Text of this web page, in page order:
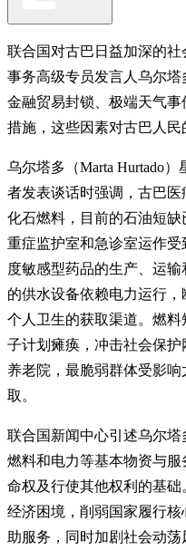
联合国对古巴日益加深的
事务高级专员发言人乌尔
金融贸易封锁、极端天气
措施，这些因素对古巴人民
乌尔塔多（Marta Hurtado
者发表谈话时强调，古巴
化石燃料，目前的石油短缺
重症监护室和急诊室运作
度敏感型药品的生产、运
的供水设备依赖电力运行
个人卫生的获取渠道。燃
子计划瘫痪，冲击社会保
养老院，最脆弱群体受影
取。
联合国新闻中心引述乌尔
燃料和电力等基本物资与
命权及行使其他权利的基
经济困境，削弱国家履行
助服务，同时加剧社会动荡